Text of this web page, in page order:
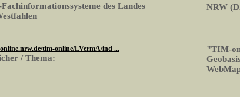
des Landes
NRW
tim-online/LVermA/ind ...
/ Thema:
"TIM-